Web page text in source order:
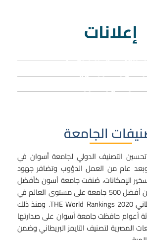
إعلانات
التنسيق الإلكتروني
للتوظيف والتطوير المهني
أسوان يقترب
لعمادة كلية التمريض
بجامعة أسوان
الجامعة
التصنيف الدولي لجامعة أسوان في
عام 2018. وبعد عام من العمل الدؤوب وتضافر جهود
الإمكانات، صُنفت جامعة أسون كأفضل
جامعة مصرية وضمن أفضل 500 جامعة على مستوى العالم في
THE World Rankings 2020. ومنذ ذلك
أعوام حافظت جامعة أسوان على صدارتها
المصرية لتصنيف التايمز البريطاني وضمن